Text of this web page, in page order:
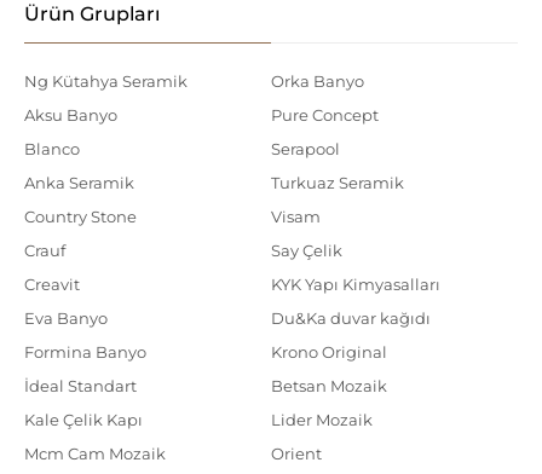
Ürün Grupları
Ng Kütahya Seramik
Aksu Banyo
Blanco
Anka Seramik
Country Stone
Crauf
Creavit
Eva Banyo
Formina Banyo
İdeal Standart
Kale Çelik Kapı
Mcm Cam Mozaik
Orka Banyo
Pure Concept
Serapool
Turkuaz Seramik
Visam
Say Çelik
KYK Yapı Kimyasalları
Du&Ka duvar kağıdı
Krono Original
Betsan Mozaik
Lider Mozaik
Orient